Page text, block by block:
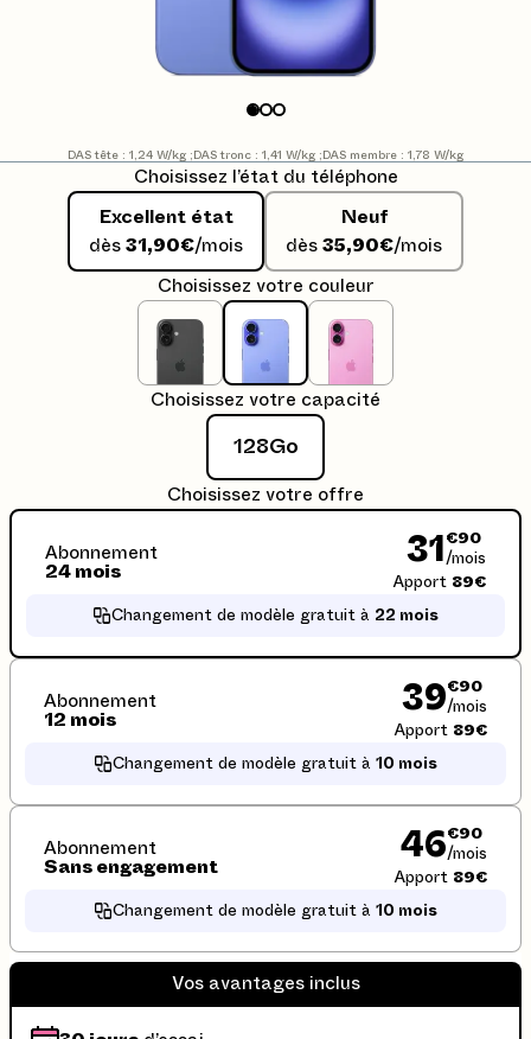
DAS tête : 1,24 W/kg ; DAS tronc : 1,41 W/kg ; DAS membre : 1,78 W/kg
Choisissez l’état du téléphone
Excellent état
dès 31,90€/mois
Neuf
dès 35,90€/mois
Choisissez votre couleur
Choisissez votre capacité
128Go
Choisissez votre offre
Abonnement
24 mois
31 €90
/mois
Apport 89€
Changement de modèle gratuit à 22 mois
Abonnement
12 mois
39€90
/mois
Apport 89€
Changement de modèle gratuit à 10 mois
Abonnement
Sans engagement
46€90
/mois
Apport 89€
Changement de modèle gratuit à 10 mois
Vos avantages inclus